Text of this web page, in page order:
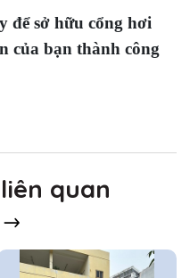
để sở hữu cổng hơi
của bạn thành công
quan